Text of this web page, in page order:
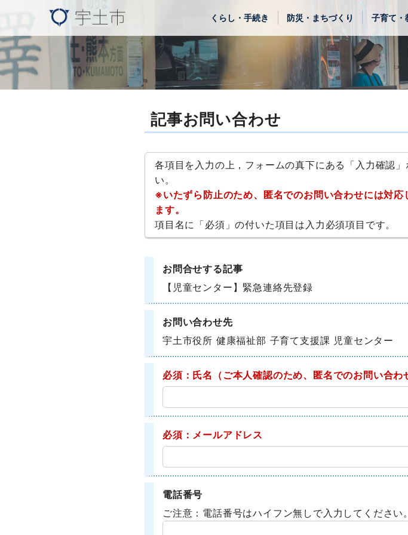
くらし・手続き 防災・まちづくり 子育て・
記事お問い合わせ
各項目を入力の上，フォームの真下にある「入力確認
い。
※いたずら防止のため、匿名でのお問い合わせには対
ます。
項目名に「必須」の付いた項目は入力必須項目です。
お問合せする記事
【児童センター】緊急連絡先登録
お問い合わせ先
宇土市役所 健康福祉部 子育て支援課 児童センター
必須：氏名 （ご本人確認のため、匿名でのお問い合わ
必須：メールアドレス
電話番号
ご注意：電話番号はハイフン無しで入力してください。